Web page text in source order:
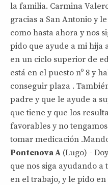
la familia. Carmina
gracias a San Antonio y
como hasta ahora y nos
pido que ayude a mi hija
en un ciclo superior de
está en el puesto nº 8 y
conseguir plaza .
padre y que le ayude a
que tiene y que los
favorables y no
tomar medicación
Pontenova A (Lugo) -
que nos siga ayudando
en el trabajo, y le pido